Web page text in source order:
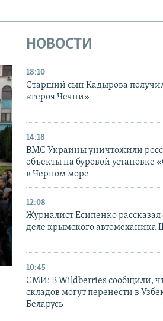
НОВОСТИ
18:10
Старший сын Кадырова
«героя Чечни»
14:18
ВМС Украины уничтожили
объекты на буровой установке
в Черном море
12:08
Журналист Есипенко рассказал
деле крымского автомеханика
10:45
СМИ: В Wildberries сообщили,
складов могут перенести в
Беларусь